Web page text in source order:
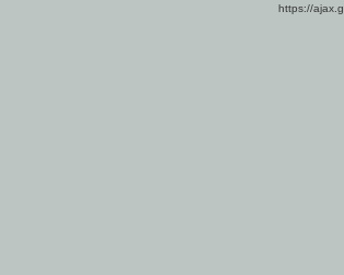
https://